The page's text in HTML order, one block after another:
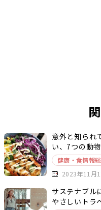
意外と知られ
い、7つの動
健康・食情報
2023年11月
サステナブル
やさしいトラ